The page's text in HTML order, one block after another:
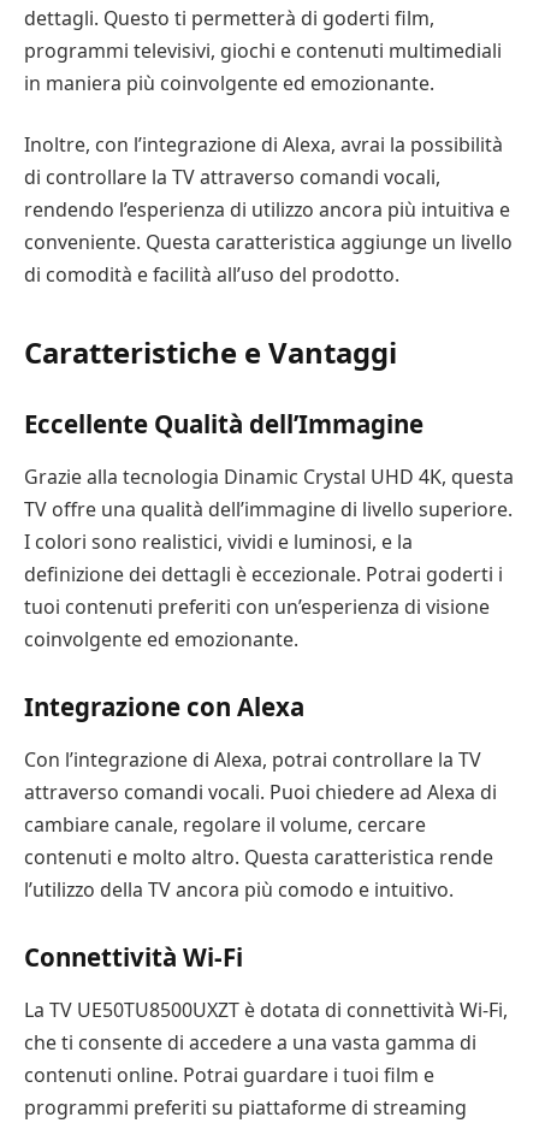
dettagli. Questo ti permetterà di goderti film,
programmi televisivi, giochi e contenuti multimediali
in maniera più coinvolgente ed emozionante.
Inoltre, con l’integrazione di Alexa, avrai la possibilità
di controllare la TV attraverso comandi vocali,
rendendo l’esperienza di utilizzo ancora più intuitiva e
conveniente. Questa caratteristica aggiunge un livello
di comodità e facilità all’uso del prodotto.
Caratteristiche e Vantaggi
Eccellente Qualità dell’Immagine
Grazie alla tecnologia Dinamic Crystal UHD 4K, questa
TV offre una qualità dell’immagine di livello superiore.
I colori sono realistici, vividi e luminosi, e la
definizione dei dettagli è eccezionale. Potrai goderti i
tuoi contenuti preferiti con un’esperienza di visione
coinvolgente ed emozionante.
Integrazione con Alexa
Con l’integrazione di Alexa, potrai controllare la TV
attraverso comandi vocali. Puoi chiedere ad Alexa di
cambiare canale, regolare il volume, cercare
contenuti e molto altro. Questa caratteristica rende
l’utilizzo della TV ancora più comodo e intuitivo.
Connettività Wi-Fi
La TV UE50TU8500UXZT è dotata di connettività Wi-Fi,
che ti consente di accedere a una vasta gamma di
contenuti online. Potrai guardare i tuoi film e
programmi preferiti su piattaforme di streaming